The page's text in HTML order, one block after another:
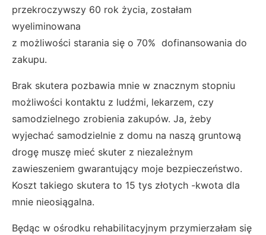
przekroczywszy 60 rok życia, zostałam
wyeliminowana
z możliwości starania się o 70% dofinansowania do
zakupu.
Brak skutera pozbawia mnie w znacznym stopniu
możliwości kontaktu z ludźmi, lekarzem, czy
samodzielnego zrobienia zakupów. Ja, żeby
wyjechać samodzielnie z domu na naszą gruntową
drogę muszę mieć skuter z niezależnym
zawieszeniem gwarantujący moje bezpieczeństwo.
Koszt takiego skutera to 15 tys złotych -kwota dla
mnie nieosiągalna.
Będąc w ośrodku rehabilitacyjnym przymierzałam się